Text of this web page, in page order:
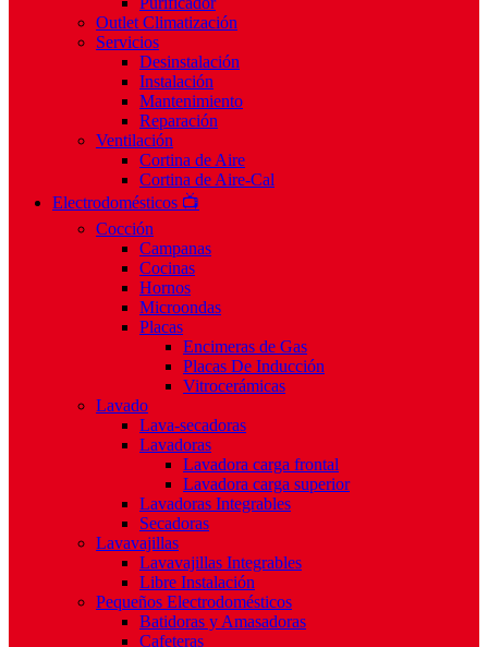
Outlet Climatización
Servicios
Desinstalación
Instalación
Mantenimiento
Reparación
Ventilación
Cortina de Aire
Cortina de Aire-Cal
Electrodomésticos 📺
Cocción
Campanas
Cocinas
Hornos
Microondas
Placas
Encimeras de Gas
Placas De Inducción
Vitrocerámicas
Lavado
Lava-secadoras
Lavadoras
Lavadora carga frontal
Lavadora carga superior
Lavadoras Integrables
Secadoras
Lavavajillas
Lavavajillas Integrables
Libre Instalación
Pequeños Electrodomésticos
Batidoras y Amasadoras
Cafeteras